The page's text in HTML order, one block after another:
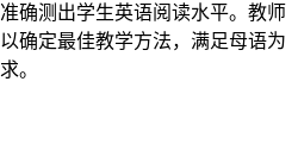
确测出学生英语阅读水平。教师
确定最佳教学方法，满足母语为
。